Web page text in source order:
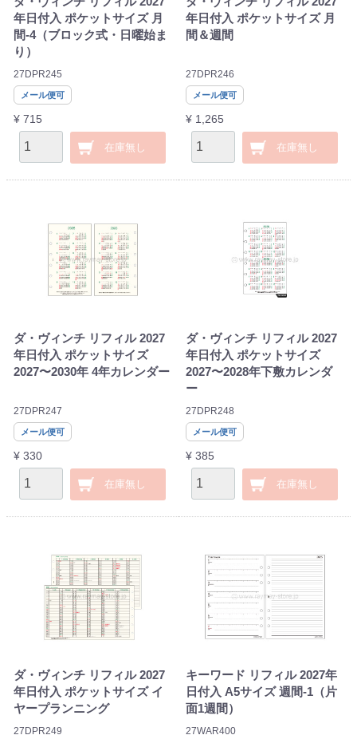
年日付入 ポケットサイズ 月
間-4（ブロック式・日曜始ま
り）
27DPR245
メール便可
¥ 715
在庫無し
年日付入 ポケットサイズ 月
間＆週間
27DPR246
メール便可
¥ 1,265
在庫無し
ダ・ヴィンチ リフィル 2027
年日付入 ポケットサイズ
2027〜2030年 4年カレンダー
27DPR247
メール便可
¥ 330
在庫無し
ダ・ヴィンチ リフィル 2027
年日付入 ポケットサイズ
2027〜2028年下敷カレンダ
ー
27DPR248
メール便可
¥ 385
在庫無し
ダ・ヴィンチ リフィル 2027
年日付入 ポケットサイズ イ
ヤープランニング
27DPR249
キーワード リフィル 2027年
日付入 A5サイズ 週間-1（片
面1週間）
27WAR400